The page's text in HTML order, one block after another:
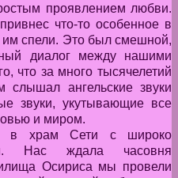
проявлением любви.
что-то особенное в
спели. Это был смешной,
диалог между нашими
что за много тысячелетий
слышал ангельские звуки
звуки, укутывающие все
и миром.
в храм Сети с широко
Нас ждала часовня
Осириса мы провели